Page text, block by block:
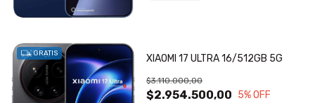
GRATIS XIAOMI 17 ULTRA 16/512GB 5G
$2.954.500,00
$3.110.000,00
5% OFF